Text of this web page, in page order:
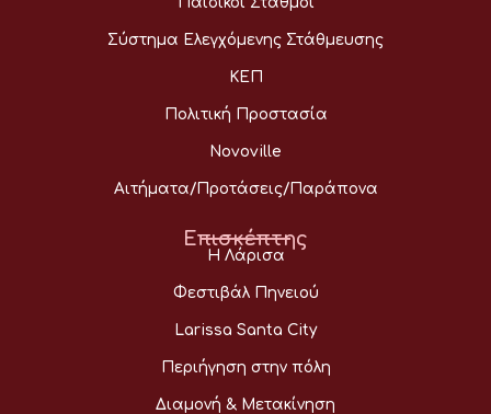
Σύστημα Ελεγχόμενης Στάθμευσης
ΚΕΠ
Πολιτική Προστασία
Novoville
Αιτήματα/Προτάσεις/Παράπονα
Επισκέπτης
Η Λάρισα
Φεστιβάλ Πηνειού
Larissa Santa City
Περιήγηση στην πόλη
Διαμονή & Μετακίνηση